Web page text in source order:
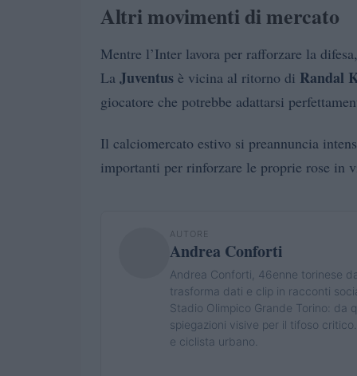
Altri movimenti di mercato
Mentre l’Inter lavora per rafforzare la
La Juventus è vicina al ritorno di Randal
giocatore che potrebbe adattarsi
Il calciomercato estivo si preannuncia
importanti per rinforzare le proprie rose in
AUTORE
Andrea Conforti
Andrea Conforti, 46enne torinese
trasforma dati e clip in racconti
Stadio Olimpico Grande Torino: da
spiegazioni visive per il tifoso
e ciclista urbano.